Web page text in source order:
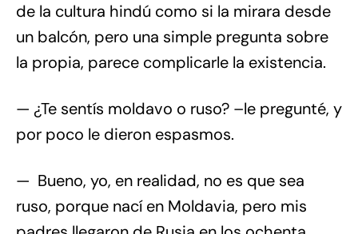
de la cultura hindú como si la mirara desde
un balcón, pero una simple pregunta sobre
la propia, parece complicarle la existencia.
— ¿Te sentís moldavo o ruso? –le pregunté, y
por poco le dieron espasmos.
— Bueno, yo, en realidad, no es que sea
ruso, porque nací en Moldavia, pero mis